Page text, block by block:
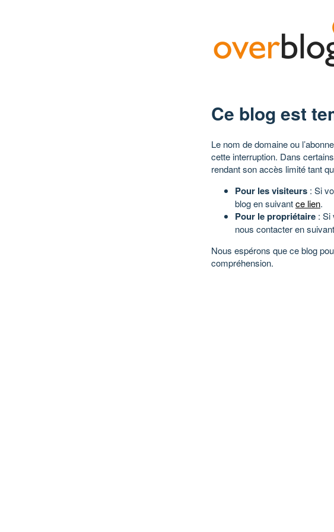
Ce blog est
Le nom de domaine ou
cette interruption. Dans
rendant son accès limité tant
Pour les visiteurs : Si
blog en suivantce lien.
Pour le propriétaire : Si
nous contacter en suivant
Nous espérons que ce blog
compréhension.